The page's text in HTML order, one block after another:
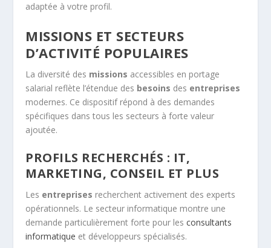
adaptée à votre profil.
MISSIONS ET SECTEURS
D’ACTIVITÉ POPULAIRES
La diversité des missions accessibles en portage
salarial reflète l’étendue des besoins des entreprises
modernes. Ce dispositif répond à des demandes
spécifiques dans tous les secteurs à forte valeur
ajoutée.
PROFILS RECHERCHÉS : IT,
MARKETING, CONSEIL ET PLUS
Les entreprises recherchent activement des experts
opérationnels. Le secteur informatique montre une
demande particulièrement forte pour lesconsultants
informatique et développeurs spécialisés.